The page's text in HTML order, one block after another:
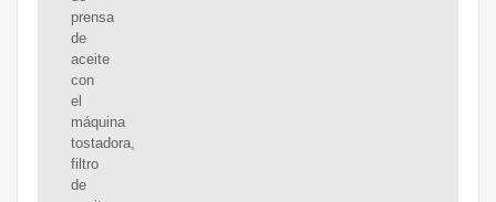
prensa
de
aceite
con
el
máquina
tostadora,
filtro
de